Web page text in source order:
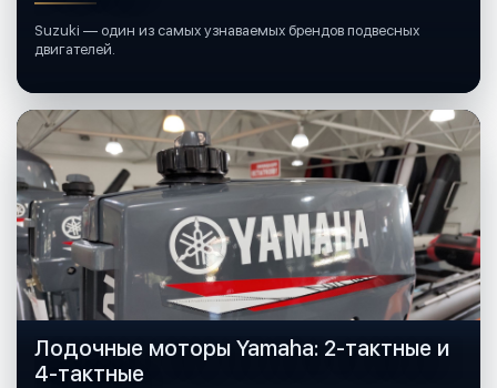
Suzuki — один из самых узнаваемых брендов подвесных
двигателей.
Лодочные моторы Yamaha: 2-тактные и
4-тактные